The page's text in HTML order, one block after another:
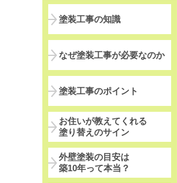
塗装工事の知識
なぜ塗装工事が必要なのか
塗装工事のポイント
お住いが教えてくれる
塗り替えのサイン
外壁塗装の目安は
築10年って本当？